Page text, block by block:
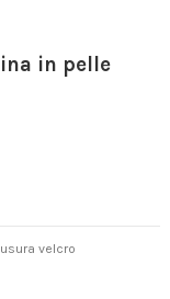
in pelle
velcro